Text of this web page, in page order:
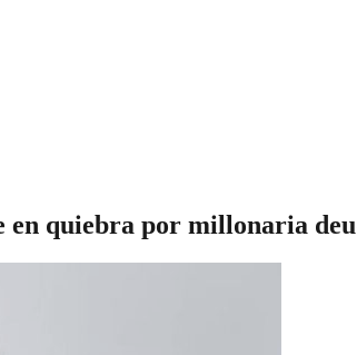
en quiebra por millonaria